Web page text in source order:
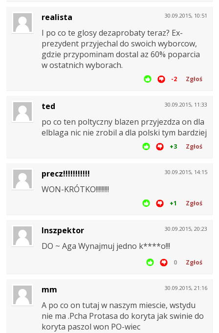
30.09.2015, 10:51
realista
I po co te glosy dezaprobaty teraz? Ex-
prezydent przyjechal do swoich wyborcow,
gdzie przypominam dostal az 60% poparcia
w ostatnich wyborach.
-2 Zgłoś
30.09.2015, 11:33
ted
po co ten poltyczny blazen przyjezdza on dla
elblaga nic nie zrobil a dla polski tym bardziej
+3 Zgłoś
30.09.2015, 14:15
precz!!!!!!!!!!!
WON-KRÓTKO!!!!!!!!!
+1 Zgłoś
30.09.2015, 20:23
Inszpektor
DO ~ Aga Wynajmuj jedno k****o!!!
0 Zgłoś
30.09.2015, 21:16
mm
A po co on tutaj w naszym miescie, wstydu
nie ma .Pcha Protasa do koryta jak swinie do
koryta paszol won PO-wiec